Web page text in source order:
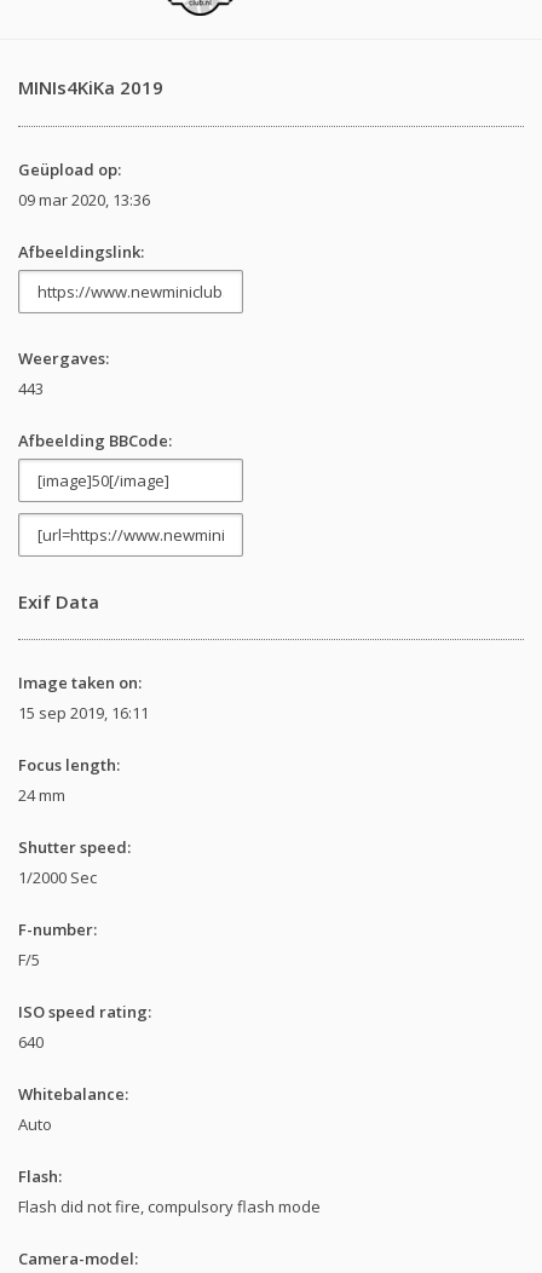
MINIs4KiKa 2019
Geüpload op:
09 mar 2020, 13:36
Afbeeldingslink:
Weergaves:
443
Afbeelding BBCode:
Exif Data
Image taken on:
15 sep 2019, 16:11
Focus length:
24 mm
Shutter speed:
1/2000 Sec
F-number:
F/5
ISO speed rating:
640
Whitebalance:
Auto
Flash:
Flash did not fire, compulsory flash mode
Camera-model: